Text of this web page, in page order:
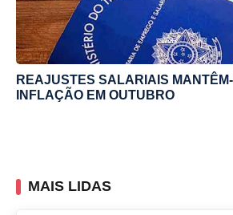
REAJUSTES SALARIAIS
INFLAÇÃO EM OUTUBRO
MAIS LIDAS